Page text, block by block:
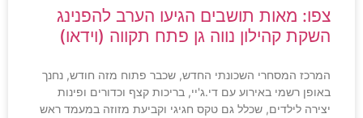
צפו: מאות תושבים הגיעו הערב להפנינג
השקת קהילון נווה גן פתח תקווה (וידאו)
המרכז המסחרי השכונתי החדש, שכבר פתוח מזה חודש, נחנך
באופן רשמי באירוע עם די.ג'יי, בריכות קצף וכדורים ופינות
יצירה לילדים, שכלל גם טקס חגיגי וקביעת מזוזה במעמד ראש